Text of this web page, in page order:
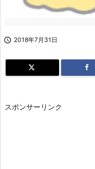
 2018年7月31日
スポンサーリンク